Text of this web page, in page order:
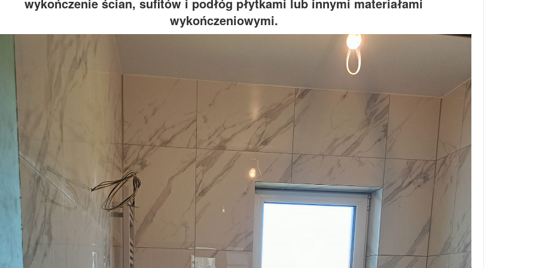
wykończeniowymi.